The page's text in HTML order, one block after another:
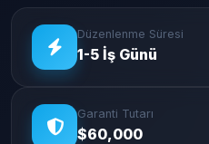
Düzenlenme Süresi
1-5 İş Günü
Garanti Tutarı
$60,000